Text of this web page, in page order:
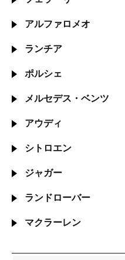
アルファロメオ
ランチア
ポルシェ
メルセデス・ ベンツ
アウディ
シトロエン
ジャガー
ランドローバー
マクラーレン